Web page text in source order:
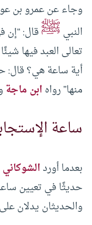
وجاء عن عمرو بن
النبيﷺقال: “إن
تعالى العبد فيها
أية ساعة هي؟ قال:
منها” رواهابن ماجة
ساعة
بعدما أوردالشوكاني
حديثًا في تعيين
والحديثان يدلان